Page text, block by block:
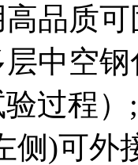
品质
中空
验过程）;
侧)可外